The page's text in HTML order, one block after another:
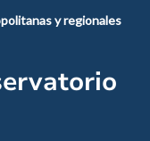
y regionales